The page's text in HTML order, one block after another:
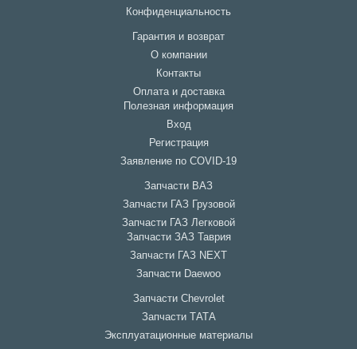
Конфиденциальность
Гарантия и возврат
О компании
Контакты
Оплата и доставка
Полезная информация
Вход
Регистрация
Заявление по COVID-19
Запчасти ВАЗ
Запчасти ГАЗ Грузовой
Запчасти ГАЗ Легковой
Запчасти ЗАЗ Таврия
Запчасти ГАЗ NEXT
Запчасти Daewoo
Запчасти Chevrolet
Запчасти ТАТА
Эксплуатационные материалы